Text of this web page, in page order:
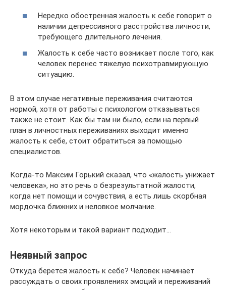
Нередко обостренная жалость к себе говорит о
наличии депрессивного расстройства личности,
требующего длительного лечения.
Жалость к себе часто возникает после того, как
человек перенес тяжелую психотравмирующую
ситуацию.
В этом случае негативные переживания считаются
нормой, хотя от работы с психологом отказываться
также не стоит. Как бы там ни было, если на первый
план в личностных переживаниях выходит именно
жалость к себе, стоит обратиться за помощью
специалистов.
Когда-то Максим Горький сказал, что «жалость унижает
человека», но это речь о безрезультатной жалости,
когда нет помощи и сочувствия, а есть лишь скорбная
мордочка ближних и неловкое молчание.
Хотя некоторым и такой вариант подходит…
Неявный запрос
Откуда берется жалость к себе? Человек начинает
рассуждать о своих проявлениях эмоций и переживаний